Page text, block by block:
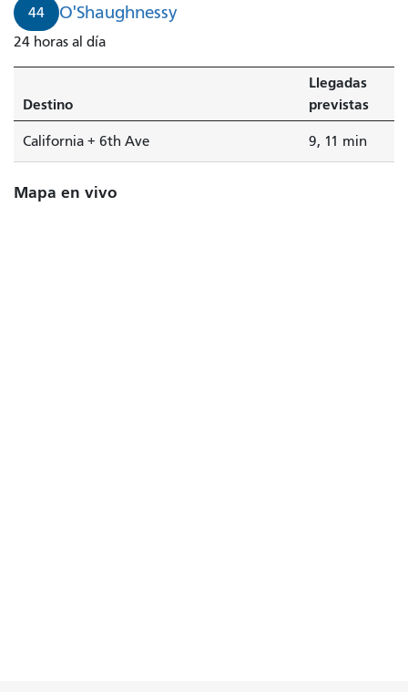
44 O'Shaughnessy
24 horas al día
Destino
Llegadas
previstas
California + 6th Ave 9, 11 min
Mapa en vivo